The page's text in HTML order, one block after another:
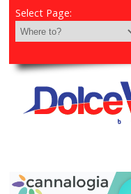
Select Page: